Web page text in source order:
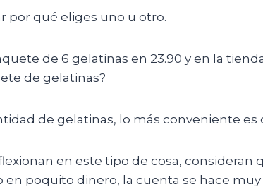
por qué eliges uno u otro.
de 6 gelatinas en 23.90 y en la
de gelatinas?
de gelatinas, lo más conveniente
en este tipo de cosa, consideran
poquito dinero, la cuenta se hace muy